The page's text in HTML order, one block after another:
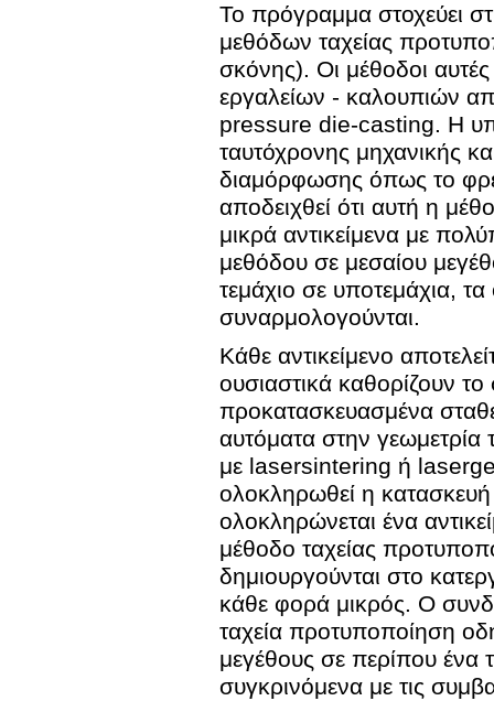
Το πρόγραμμα στοχεύει
μεθόδων ταχείας
σκόνης). Οι μέθοδοι
εργαλείων - καλουπιών
pressure die-casting. Η
ταυτόχρονης μηχανικής
διαμόρφωσης όπως το
αποδειχθεί ότι αυτή η
μικρά αντικείμενα με
μεθόδου σε μεσαίου
τεμάχιο σε υποτεμάχια,
συναρμολογούνται.
Κάθε αντικείμενο
ουσιαστικά καθορίζουν
προκατασκευασμένα
αυτόματα στην γεωμετρία
με lasersintering ή
ολοκληρωθεί η
ολοκληρώνεται ένα
μέθοδο ταχείας
δημιουργούνται στο
κάθε φορά μικρός. Ο
ταχεία προτυποποίηση
μεγέθους σε περίπου ένα
συγκρινόμενα με τις